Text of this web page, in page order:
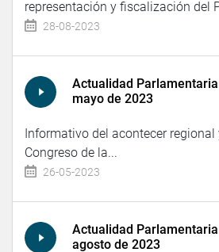
representación y fiscalización del
28-08-2023
Actualidad
mayo de 2023
Informativo del acontecer
Congreso de la...
26-05-2023
Actualidad
agosto de 2023